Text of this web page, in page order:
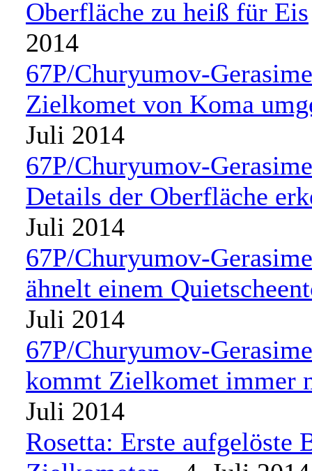
Oberfläche zu heiß für Eis
2014
67P/Churyumov-
Zielkomet von Koma
Juli 2014
67P/Churyumov-
Details der Oberfläche
Juli 2014
67P/Churyumov-
ähnelt einem
Juli 2014
67P/Churyumov-
kommt Zielkomet immer
Juli 2014
Rosetta: Erste aufgelöste